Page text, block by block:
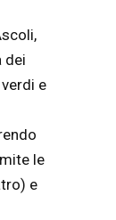
dei
e
le
e